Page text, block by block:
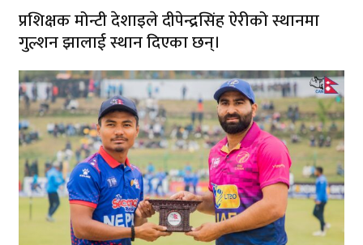
प्रशिक्षक मोन्टी देशाइले दीपेन्द्रसिंह ऐरीको स्थानमा
गुल्शन झालाई स्थान दिएका छन्।